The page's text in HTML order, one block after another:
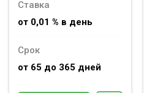
Ставка
от 0,01 % в день
Срок
от 65 до 365 дней